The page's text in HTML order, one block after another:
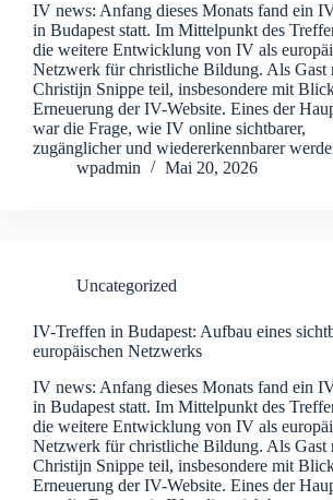
IV news: Anfang dieses Monats fand ein
in Budapest statt. Im Mittelpunkt des
die weitere Entwicklung von IV als
Netzwerk für christliche Bildung. Als Gast
Christijn Snippe teil, insbesondere mit
Erneuerung der IV-Website. Eines der
war die Frage, wie IV online sichtbarer,
zugänglicher und wiedererkennbarer
wpadmin
Mai 20, 2026
Uncategorized
IV-Treffen in Budapest: Aufbau eines
europäischen Netzwerks
IV news: Anfang dieses Monats fand ein
in Budapest statt. Im Mittelpunkt des
die weitere Entwicklung von IV als
Netzwerk für christliche Bildung. Als Gast
Christijn Snippe teil, insbesondere mit
Erneuerung der IV-Website. Eines der